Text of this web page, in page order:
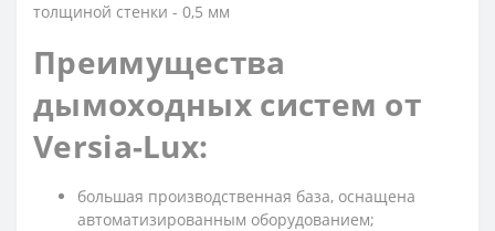
толщиной стенки - 0,5 мм
Преимущества
дымоходных систем от
Versia-Lux:
большая производственная база, оснащена
автоматизированным оборудованием;